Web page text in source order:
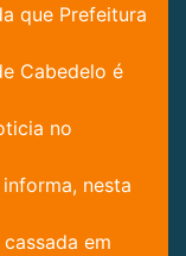
que Prefeitura
Cabedelo é
no
nesta
em